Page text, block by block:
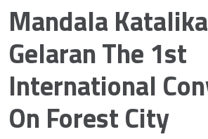
Mandala
Gelaran The 1st
International
On Forest City